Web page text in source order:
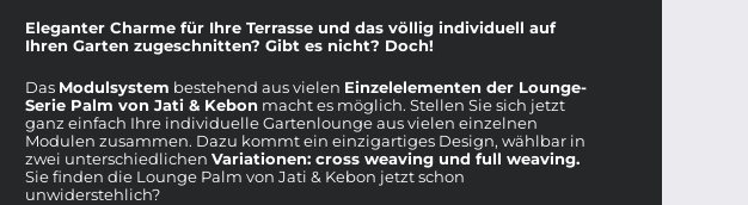
Eleganter Charme für Ihre Terrasse und das völlig individuell auf
Ihren Garten zugeschnitten? Gibt es nicht? Doch!
Das Modulsystem bestehend aus vielen Einzelelementen der Lounge-
Serie Palm von Jati & Kebon macht es möglich. Stellen Sie sich jetzt
ganz einfach Ihre individuelle Gartenlounge aus vielen einzelnen
Modulen zusammen. Dazu kommt ein einzigartiges Design, wählbar in
zwei unterschiedlichen Variationen: cross weaving und full weaving.
Sie finden die Lounge Palm von Jati & Kebon jetzt schon
unwiderstehlich?